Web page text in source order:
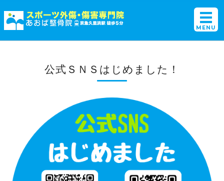
横須賀初のスポーツ
MENU
選ばれる理由
アクセス・店舗概要
ご予約・お問い合わせ
公式ＳＮＳはじめました！